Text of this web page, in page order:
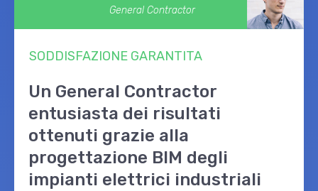
SODDISFAZIONE GARANTITA
Un General Contractor
entusiasta dei risultati
ottenuti grazie alla
progettazione BIM degli
impianti elettrici industriali
General Contractor